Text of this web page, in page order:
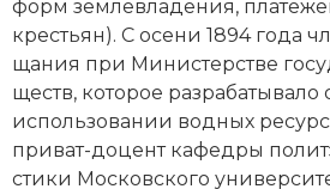
Новая история
Новейшая история
Нумизматика
Образование
форм зем­ле­вла­де­ния,
кре­сть­ян). С осе­ни 1894 года
ща­ния при Министерстве
ществ, ко­то­рое раз­ра­ба­ты­ва­ло
ис­поль­зо­ва­нии вод­ных
при­ват-до­цент ка­фед­ры
сти­ки Мо­с­ков­ско­го